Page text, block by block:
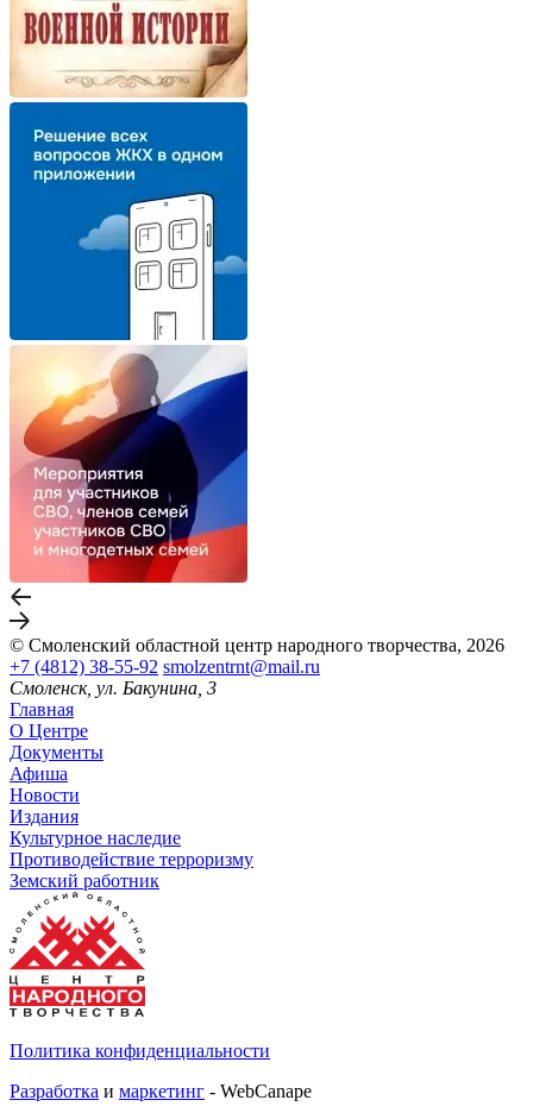
© Смоленский областной центр народного творчества, 2026
+7 (4812) 38-55-92 smolzentrnt@mail.ru
Смоленск, ул. Бакунина, 3
Главная
О Центре
Документы
Афиша
Новости
Издания
Культурное наследие
Противодействие терроризму
Земский работник
Политика конфиденциальности
Разработка и маркетинг - WebCanape